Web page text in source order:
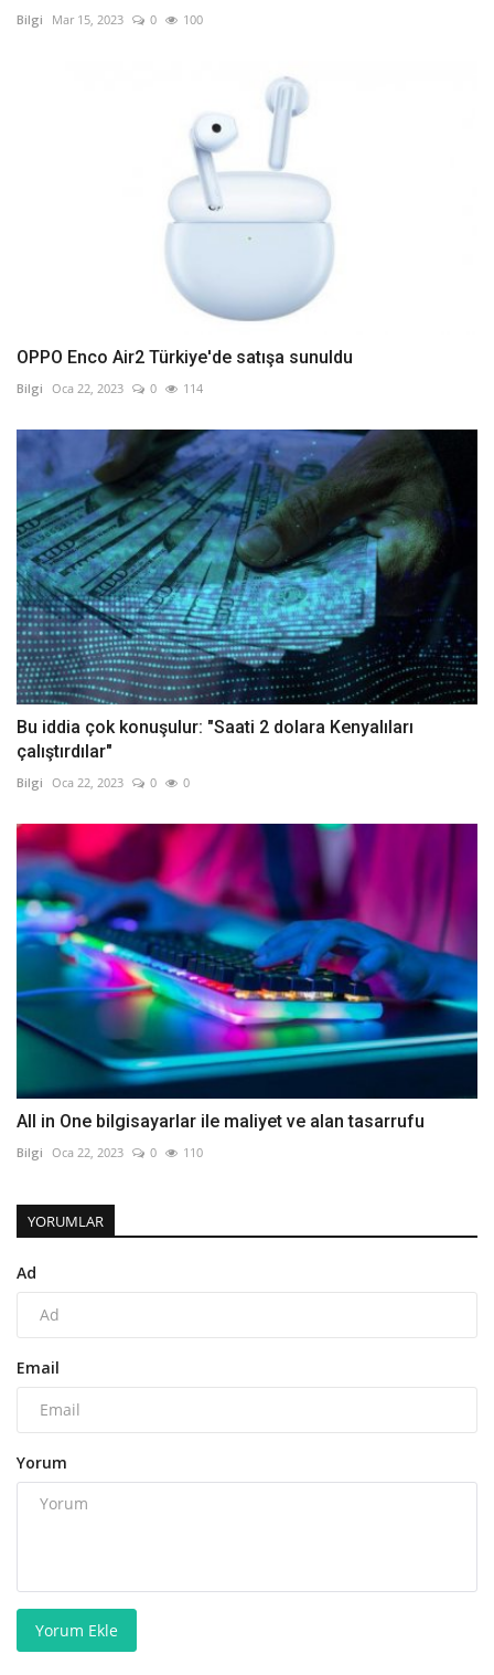
Bilgi Mar 15, 2023 0 100
OPPO Enco Air2 Türkiye'de satışa sunuldu
Bilgi Oca 22, 2023 0 114
Bu iddia çok konuşulur: "Saati 2 dolara Kenyalıları
çalıştırdılar"
Bilgi Oca 22, 2023 0 0
All in One bilgisayarlar ile maliyet ve alan tasarrufu
Bilgi Oca 22, 2023 0 110
YORUMLAR
Ad
Email
Yorum
Yorum Ekle